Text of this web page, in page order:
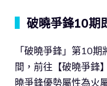
破曉爭鋒10期
「破曉爭鋒」第10
間，前往【破曉爭鋒
曉爭鋒優勢屬性為火